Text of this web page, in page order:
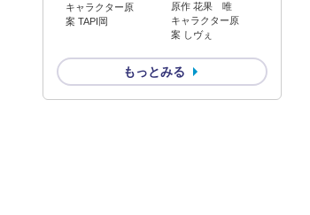
キャラクター原
案 TAPI岡
原作 花果 唯
キャラクター原
案 しヴぇ
もっとみる